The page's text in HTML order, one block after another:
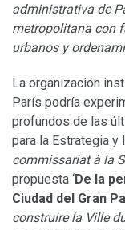
administrativa de
metropolitana con
urbanos y
La organización
París podría
profundos de las
para la Estrategia y
commissariat à la
propuesta ‘De la
Ciudad del Gran
construire la Ville